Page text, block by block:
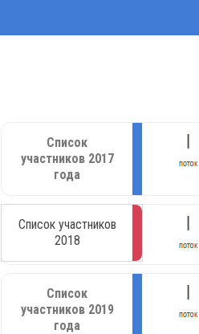
Список
участников 2017
года
Список участников
2018
Список
участников 2019
года